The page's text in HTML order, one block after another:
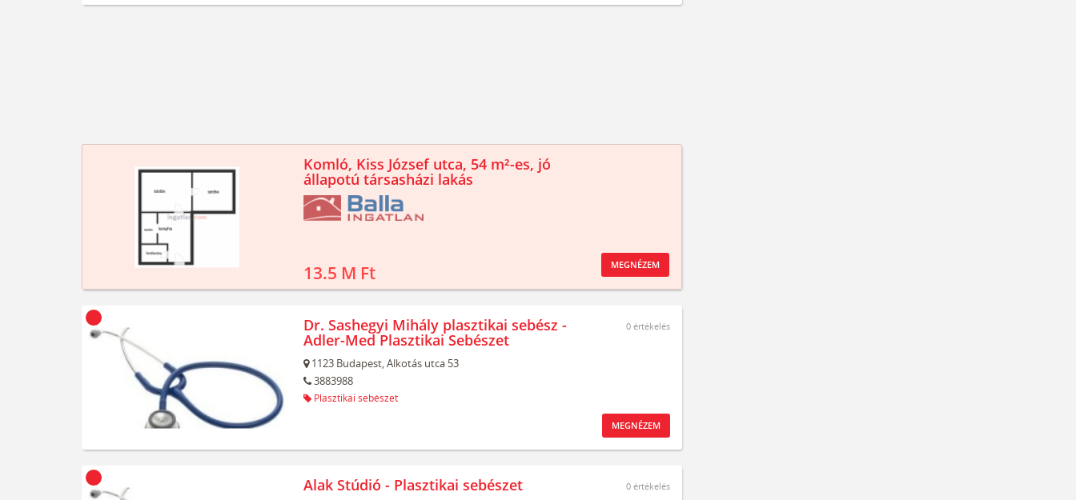
Komló, Kiss József utca, 54 m²-es, jó
állapotú társasházi lakás
13.5 M Ft MEGNÉZEM
Dr. Sashegyi Mihály plasztikai sebész -
Adler-Med Plasztikai Sebészet
1123 Budapest,Alkotás utca 53
3883988
Plasztikai sebészet
0 értékelés
MEGNÉZEM
Alak Stúdió - Plasztikai sebészet 0 értékelés